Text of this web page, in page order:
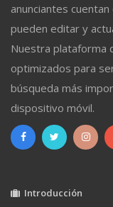
anunciantes
pueden editar y
Nuestra plataforma
optimizados para
búsqueda más
dispositivo móvil.
Introducción